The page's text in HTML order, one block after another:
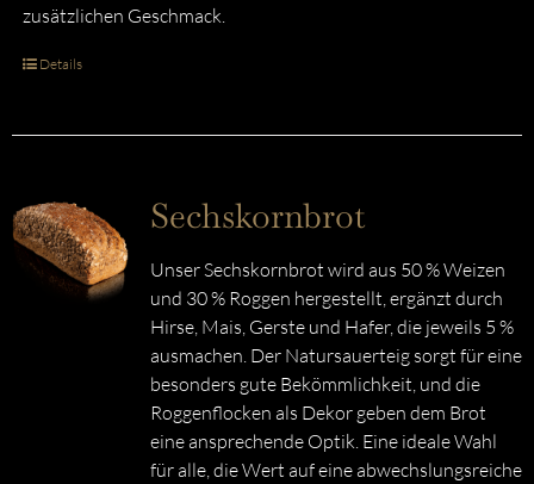
zusätzlichen Geschmack.
Details
Sechskornbrot
Unser Sechskornbrot wird aus 50 % Weizen
und 30 % Roggen hergestellt, ergänzt durch
Hirse, Mais, Gerste und Hafer, die jeweils 5 %
ausmachen. Der Natursauerteig sorgt für eine
besonders gute Bekömmlichkeit, und die
Roggenflocken als Dekor geben dem Brot
eine ansprechende Optik. Eine ideale Wahl
für alle, die Wert auf eine abwechslungsreiche